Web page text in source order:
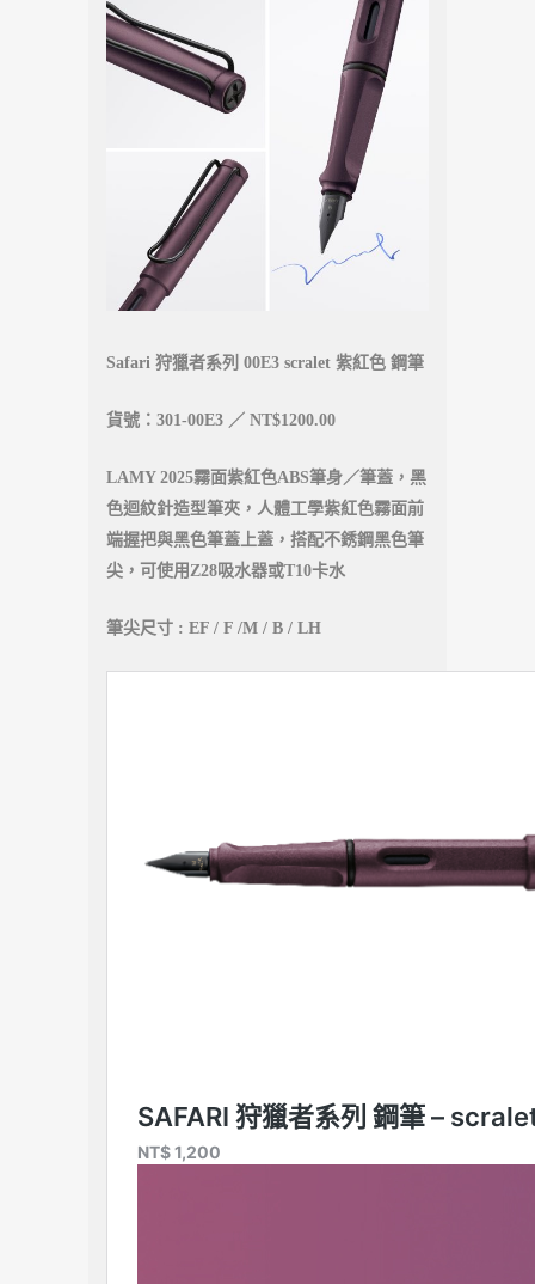
Safari 狩獵者系列 00E3 scralet 紫紅色 鋼筆
貨號：301-00E3 ／ NT$1200.00
LAMY 2025霧面紫紅色ABS筆身／筆蓋，黑
色迴紋針造型筆夾，人體工學紫紅色霧面前
端握把與黑色筆蓋上蓋，搭配不銹鋼黑色筆
尖，可使用Z28吸水器或T10卡水
筆尖尺寸 : EF / F /M / B / LH